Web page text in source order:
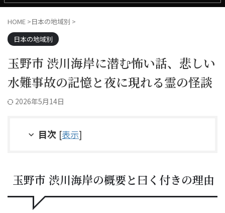
HOME >日本の地域別 >
日本の地域別
玉野市 渋川海岸に潜む怖い話、悲しい
水難事故の記憶と夜に現れる霊の怪談
2026年5月14日
目次 [表示]
玉野市 渋川海岸の概要と曰く付きの理由